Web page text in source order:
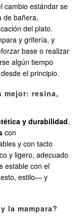
cambio estándar se
de bañera,
del plato.
y grifería, y
base o realizar
algún tiempo
el principio.
mejor: resina,
y durabilidad,
con
y con tacto
y ligero, adecuado
estable con el
estilo— y
la mampara?